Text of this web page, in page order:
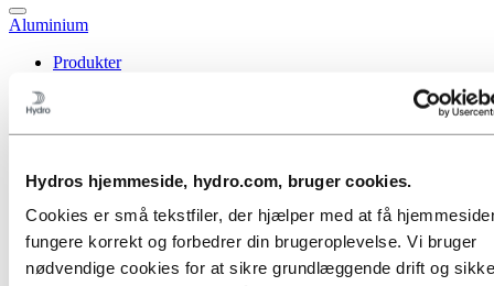
Hydros hjemmeside, hydro.com, bruger cookies.
Cookies er små tekstfiler, der hjælper med at få
fungere korrekt og forbedrer din brugeroplevelse. Vi bruger
nødvendige cookies for at sikre grundlæggende drift og
Aluminium
Produkter
Ekstruderede profiler
Aluminiumprofiler i brug
Aluminiumskabler og rørledere
Aluminiumsprofiler til lagerlogistik
Aluminiumsprofiler til onshore og offshore
vindsystemer